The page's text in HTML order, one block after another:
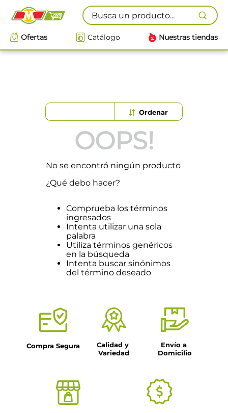
Busca un producto...
Ofertas Catálogo Nuestras tiendas
OOPS!
No se encontró ningún producto
¿Qué debo hacer?
Comprueba los términos
ingresados
Intenta utilizar una sola
palabra
Utiliza términos genéricos
en la búsqueda
Intenta buscar sinónimos
del término deseado
Compra Segura
Calidad y
Variedad
Envío a
Domicilio